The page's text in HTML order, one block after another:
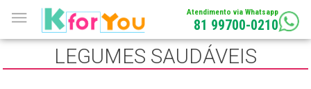
Atendimento via Whatsapp
81 99700-0210
LEGUMES SAUDÁVEIS